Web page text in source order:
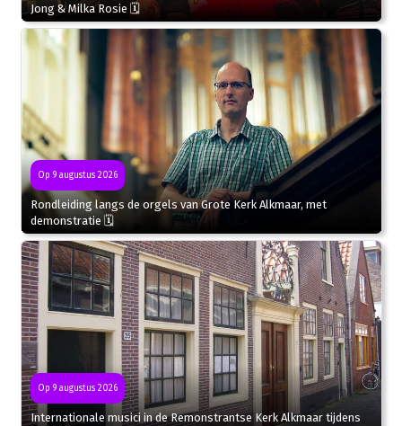
Jong & Milka Rosie 🗓
Op 9 augustus 2026
Rondleiding langs de orgels van Grote Kerk Alkmaar, met
demonstratie 🗓
Op 9 augustus 2026
Internationale musici in de Remonstrantse Kerk Alkmaar tijdens